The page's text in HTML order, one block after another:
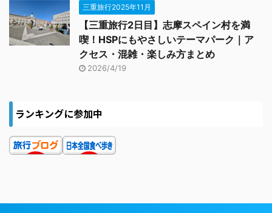
三重旅行2025年11月
【三重旅行2日目】志摩スペイン村を満
喫！HSPにもやさしいテーマパーク｜ア
クセス・混雑・楽しみ方まとめ
2026/4/19
ランキングに参加中